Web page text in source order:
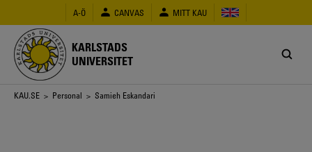
huvudinnehåll
A-Ö CANVAS MITT KAU
KARLSTADS
UNIVERSITET
Länkstig
KAU.SE > Personal > Samieh Eskandari